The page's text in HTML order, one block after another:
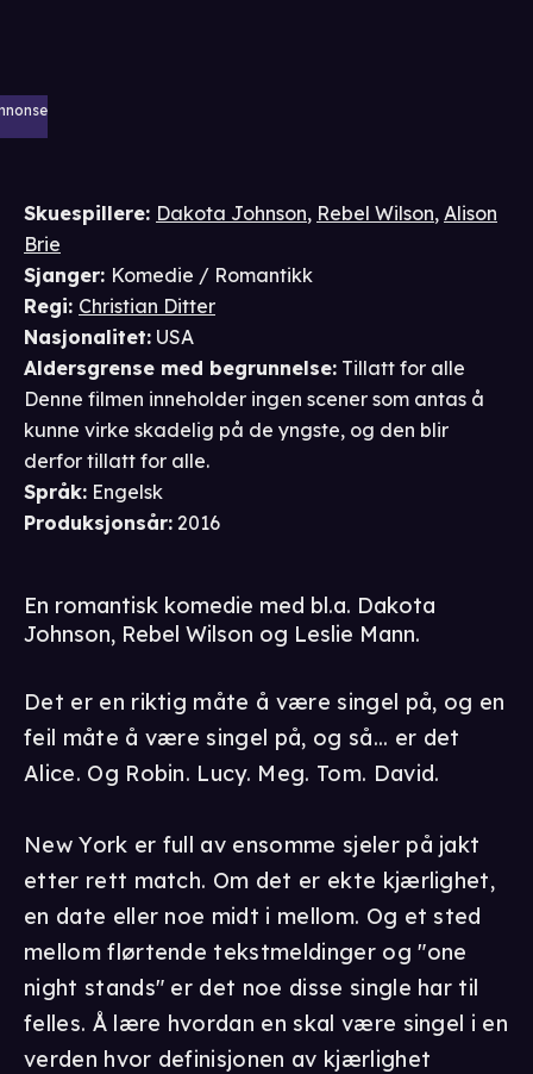
Skuespillere: Dakota Johnson, Rebel Wilson, Alison
Brie
Sjanger: Komedie / Romantikk
Regi: Christian Ditter
Nasjonalitet: USA
Aldersgrense med begrunnelse: Tillatt for alle
Denne filmen inneholder ingen scener som antas å
kunne virke skadelig på de yngste, og den blir
derfor tillatt for alle.
Språk: Engelsk
Produksjonsår: 2016
En romantisk komedie med bl.a. Dakota
Johnson, Rebel Wilson og Leslie Mann.
Det er en riktig måte å være singel på, og en
feil måte å være singel på, og så... er det
Alice. Og Robin. Lucy. Meg. Tom. David.
New York er full av ensomme sjeler på jakt
etter rett match. Om det er ekte kjærlighet,
en date eller noe midt i mellom. Og et sted
mellom flørtende tekstmeldinger og "one
night stands" er det noe disse single har til
felles. Å lære hvordan en skal være singel i en
verden hvor definisjonen av kjærlighet